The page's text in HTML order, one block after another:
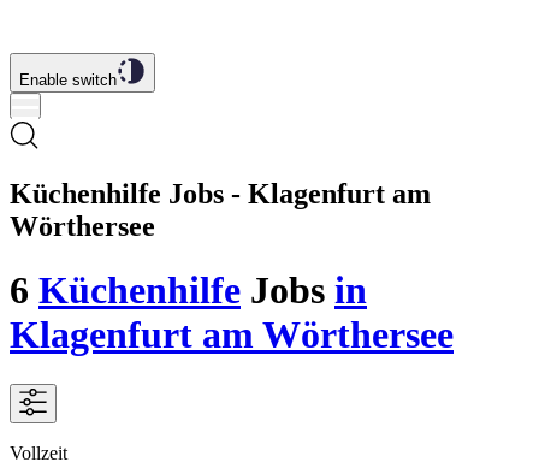
Enable switch
Küchenhilfe Jobs - Klagenfurt am
Wörthersee
6 Küchenhilfe Jobs in
Klagenfurt am Wörthersee
Vollzeit